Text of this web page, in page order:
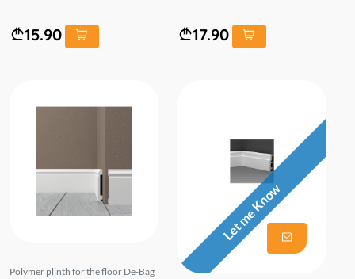
15.90 17.90
Polymer plinth for the floor De-Bag
Let me Know